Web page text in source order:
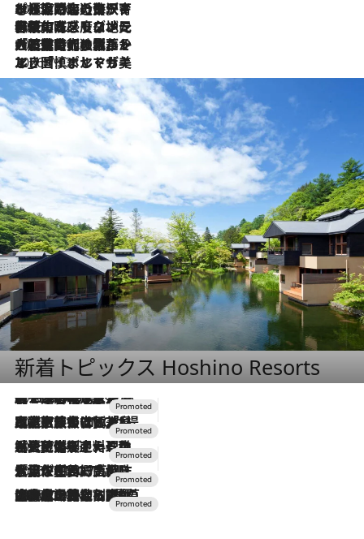
2026.7.26
ポルトガル近海が育む極上の海の幸。キリリと冷えた白ワインと愉しむ、シーフード専門店の贅沢
2026.7.22
伝統の味をモダンに昇華。高感度な地元客が集う、リスボンの最旬ガストロノミー
2026.7.21
大航海時代の栄華から、震災、独裁、そして革命へ。ポルトガル・首都リスボンの石畳に刻まれた「歴史の光と影」
2026.7.13
エッセイ・ヤマザキマリ「慎ましくも美しき国 ポルトガル」
新着トピックス Hoshino Resorts
2026.8.7
【トンボの足水浴】ヒノキの香りに包まれて涼感マックス！約13℃の湧水かけ流しを避暑地「星野温泉 トンボの湯」で体験
2026.7.31
【ホテル帰省】という選択肢をOMOが提案。家族とほどよい距離を保つには「昼は実家、夜は気兼ねなくホテルで！」
2026.7.24
【夏限定ディナーコース】旬を迎える稚鮎や花ズッキーニなどをイタリア・トスカーナの郷土料理の手法で満喫！
2026.7.17
「土佐和ハーブかき氷」がOMO7高知に登場！生姜、山椒、大葉など目にも舌にも涼を呼ぶ郷土の味
2026.7.10
NEW OPEN！【界 草津】名湯の地に誕生。趣の異なる2種の温泉と上州ならではの会席・蕎麦割烹など美食を味わう究極の癒やし旅